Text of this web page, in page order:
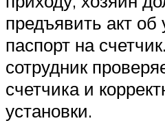
предъявить акт об
паспорт на
сотрудник
счетчика и
установки.